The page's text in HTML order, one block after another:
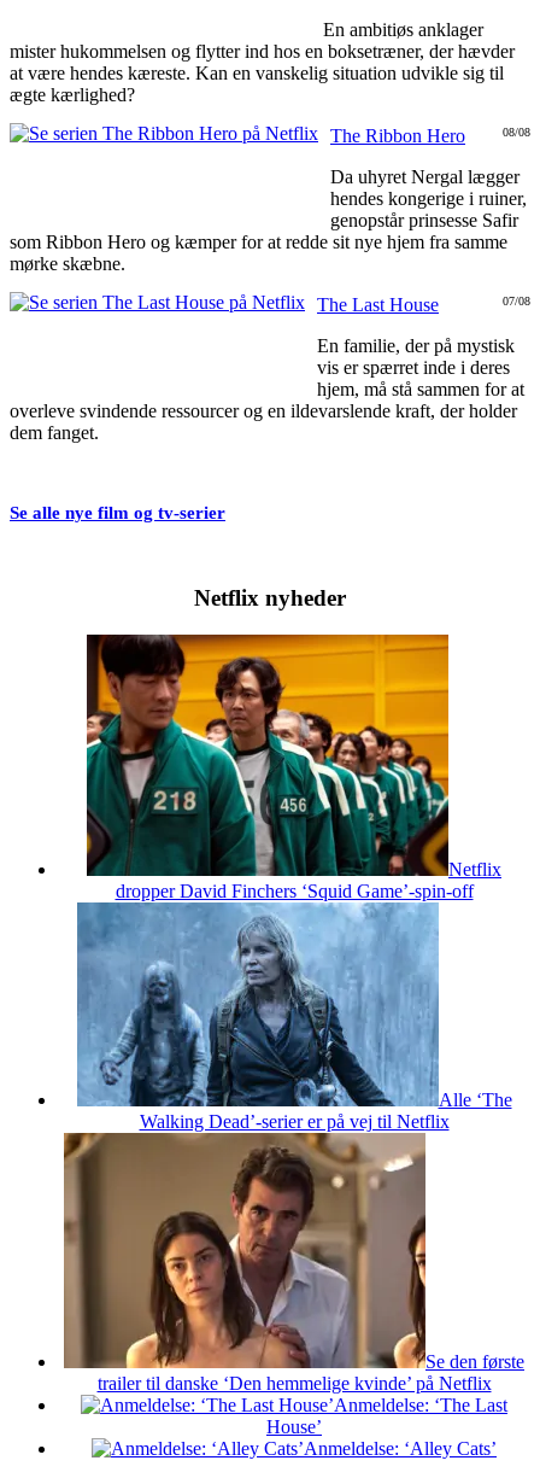
En ambitiøs anklager
mister hukommelsen og flytter ind hos en boksetræner, der hævder
at være hendes kæreste. Kan en vanskelig situation udvikle sig til
ægte kærlighed?
08/08
The Ribbon Hero
Da uhyret Nergal lægger
hendes kongerige i ruiner,
genopstår prinsesse Safir
som Ribbon Hero og kæmper for at redde sit nye hjem fra samme
mørke skæbne.
07/08
The Last House
En familie, der på mystisk
vis er spærret inde i deres
hjem, må stå sammen for at
overleve svindende ressourcer og en ildevarslende kraft, der holder
dem fanget.
Se alle nye film og tv-serier
Netflix nyheder
Netflix
dropper David Finchers ‘Squid Game’-spin-off
Alle ‘The
Walking Dead’-serier er på vej til Netflix
Se den første
trailer til danske ‘Den hemmelige kvinde’ på Netflix
Anmeldelse: ‘The Last
House’
Anmeldelse: ‘Alley Cats’